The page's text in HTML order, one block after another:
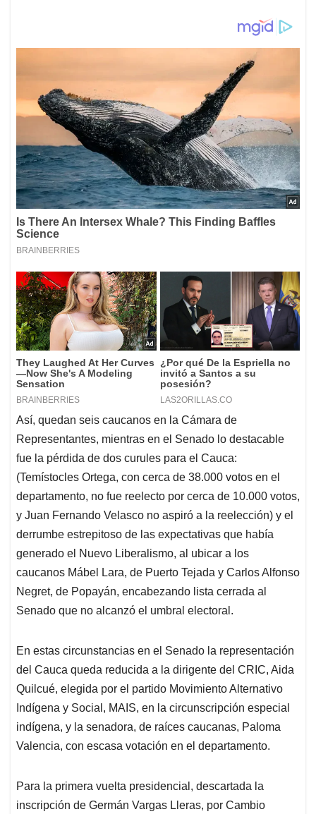
Así, quedan seis caucanos en la Cámara de
Representantes, mientras en el Senado lo destacable
fue la pérdida de dos curules para el Cauca:
(Temístocles Ortega, con cerca de 38.000 votos en el
departamento, no fue reelecto por cerca de 10.000 votos,
y Juan Fernando Velasco no aspiró a la reelección) y el
derrumbe estrepitoso de las expectativas que había
generado el Nuevo Liberalismo, al ubicar a los
caucanos Mábel Lara, de Puerto Tejada y Carlos Alfonso
Negret, de Popayán, encabezando lista cerrada al
Senado que no alcanzó el umbral electoral.
En estas circunstancias en el Senado la representación
del Cauca queda reducida a la dirigente del CRIC, Aida
Quilcué, elegida por el partido Movimiento Alternativo
Indígena y Social, MAIS, en la circunscripción especial
indígena, y la senadora, de raíces caucanas, Paloma
Valencia, con escasa votación en el departamento.
Para la primera vuelta presidencial, descartada la
inscripción de Germán Vargas Lleras, por Cambio